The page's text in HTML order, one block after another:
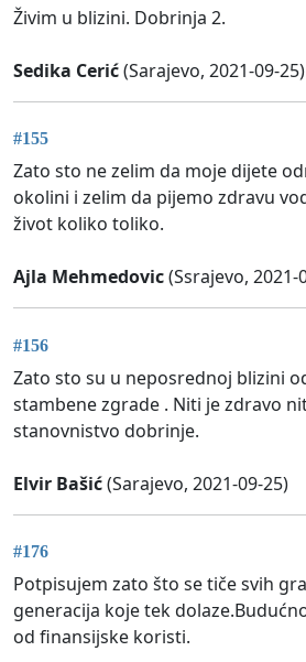
Živim u blizini. Dobrinja 2.
Sedika Cerić(Sarajevo, 2021-09-25)
#155
Zato sto ne zelim da moje dijete
okolini i zelim da pijemo zdravu
život koliko toliko.
Ajla Mehmedovic(Ssrajevo, 2021-
#156
Zato sto su u neposrednoj blizini
stambene zgrade . Niti je zdravo
stanovnistvo dobrinje.
Elvir Bašić(Sarajevo, 2021-09-25)
#176
Potpisujem zato što se tiče svih
generacija koje tek
od finansijske koristi.